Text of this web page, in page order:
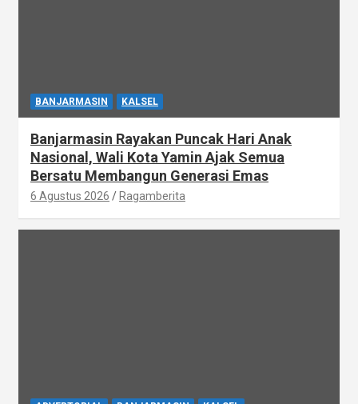
BANJARMASIN KALSEL
Banjarmasin Rayakan Puncak Hari Anak
Nasional, Wali Kota Yamin Ajak Semua
Bersatu Membangun Generasi Emas
6 Agustus 2026 Ragamberita